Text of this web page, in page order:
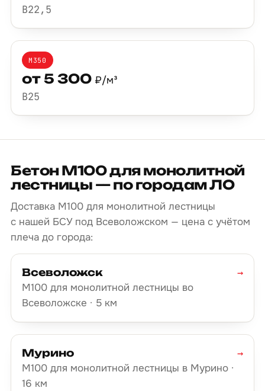
B22,5
М350
от 5 300 ₽/м³
B25
Бетон М100 для монолитной
лестницы — по городам ЛО
Доставка М100 для монолитной лестницы
с нашей БСУ под Всеволожском — цена с учётом
плеча до города:
Всеволожск
М100 для монолитной лестницы во
Всеволожске · 5 км
→
Мурино
М100 для монолитной лестницы в Мурино ·
16 км
→